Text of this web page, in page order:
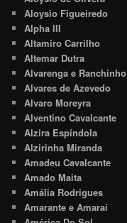
Aloysio Figueiredo
Alpha III
Altamiro Carrilho
Altemar Dutra
Alvarenga e Ranchinho
Alvares de Azevedo
Alvaro Moreyra
Alventino Cavalcante
Alzira Espíndola
Alzirinha Miranda
Amadeu Cavalcante
Amado Maita
Amália Rodrigues
Amarante e Amaraí